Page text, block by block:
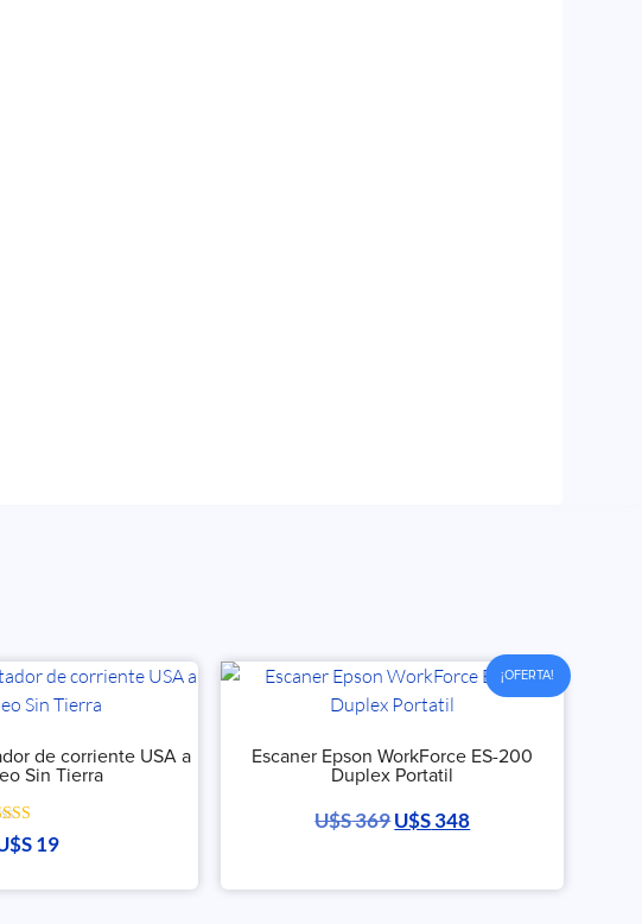
de corriente USA a
Sin Tierra
con
5.0019
¡OFERTA!
Escaner Epson WorkForce ES-200
Duplex Portatil
U$S369U$S348